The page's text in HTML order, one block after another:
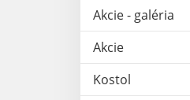
Akcie - galéria
Akcie
Kostol